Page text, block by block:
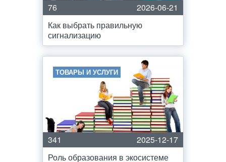
76
2026-06-21
Как выбрать правильную
сигнализацию
ТОВАРЫ И УСЛУГИ
341
2025-12-17
Роль образования в экосистеме